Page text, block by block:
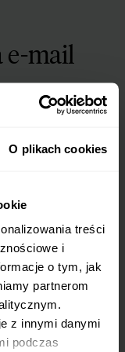
O plikach cookies
treści
i
o tym, jak
partnerom
z innymi danymi
podczas
e-mail
na Twoja